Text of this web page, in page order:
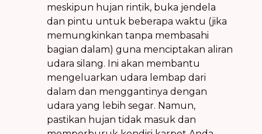
meskipun hujan rintik, buka jendela
dan pintu untuk beberapa waktu (jika
memungkinkan tanpa membasahi
bagian dalam) guna menciptakan aliran
udara silang. Ini akan membantu
mengeluarkan udara lembap dari
dalam dan menggantinya dengan
udara yang lebih segar. Namun,
pastikan hujan tidak masuk dan